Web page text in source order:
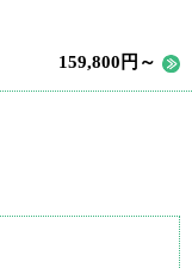
159,800円～